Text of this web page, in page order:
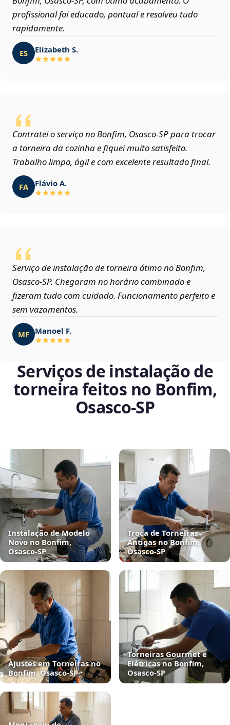
profissional foi educado, pontual e resolveu tudo
rapidamente.
ES Elizabeth S.
Contratei o serviço no Bonfim, Osasco‑SP para trocar
a torneira da cozinha e fiquei muito satisfeito.
Trabalho limpo, ágil e com excelente resultado final.
FA Flávio A.
Serviço de instalação de torneira ótimo no Bonfim,
Osasco‑SP. Chegaram no horário combinado e
fizeram tudo com cuidado. Funcionamento perfeito e
sem vazamentos.
MF Manoel F.
Serviços de instalação de
torneira feitos no Bonfim,
Osasco‑SP
Instalação de Modelo
Novo no Bonfim,
Osasco‑SP
Troca de Torneiras
Antigas no Bonfim,
Osasco‑SP
Ajustes em Torneiras no
Bonfim, Osasco‑SP
Torneiras Gourmet e
Elétricas no Bonfim,
Osasco‑SP